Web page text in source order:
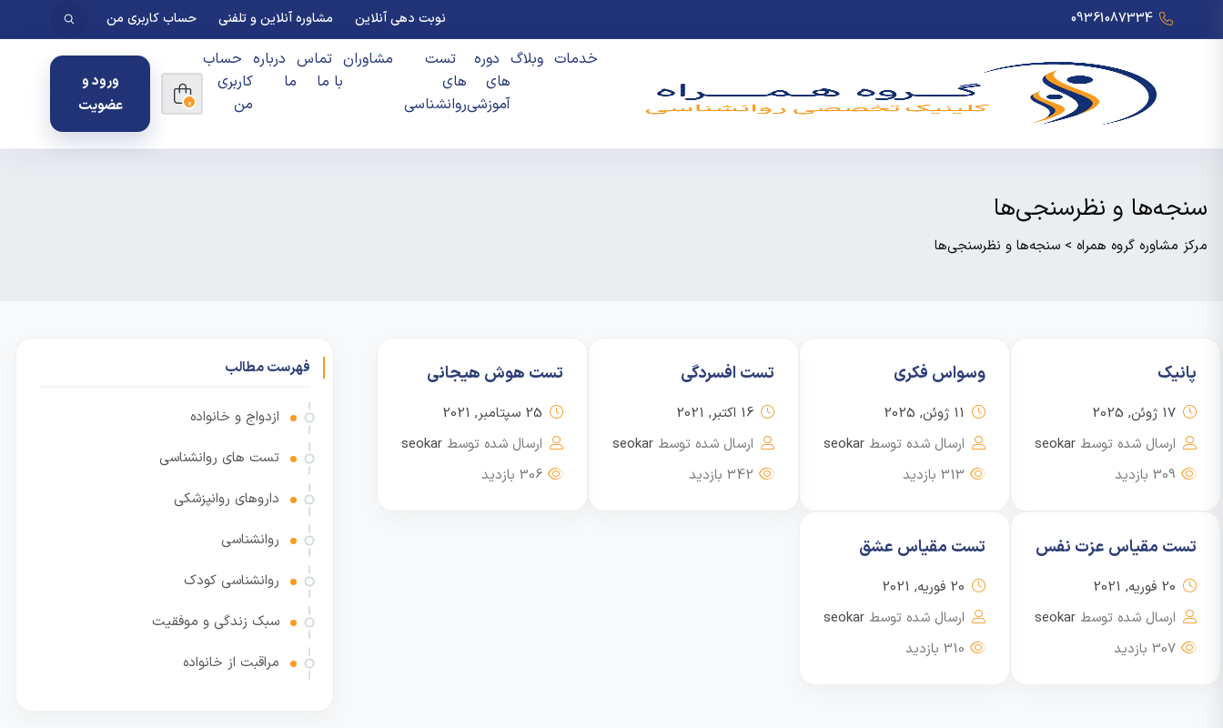
09361087334 نوبت دهی آنلاین مشاوره آنلاین و تلفنی حساب کاربری من
خدمات وبلاگ دوره
های
آموزشی
تست
های
روانشناسی
مشاوران تماس
با ما
درباره
ما
حساب
کاربری
من
0
ورود و
عضویت
سنجه‌ها و نظرسنجی‌ها
مرکز مشاوره گروه همراه > سنجه‌ها و نظرسنجی‌ها
پانیک
17 ژوئن, 2025
ارسال شده توسط seokar
وسواس فکری
11 ژوئن, 2025
ارسال شده توسط seokar
تست افسردگی
16 اکتبر, 2021
ارسال شده توسط seokar
تست هوش هیجانی
25 سپتامبر, 2021
ارسال شده توسط seokar
تست مقیاس عزت نفس
20 فوریه, 2021
ارسال شده توسط seokar
تست مقیاس عشق
20 فوریه, 2021
ارسال شده توسط seokar
فهرست مطالب
ازدواج و خانواده
تست های روانشناسی
داروهای روانپزشکی
روانشناسی
روانشناسی کودک
سبک زندگی و موفقیت
مراقبت از خانواده